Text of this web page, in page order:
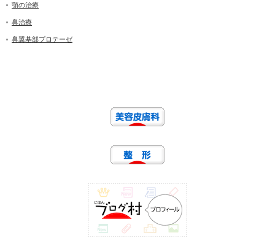
顎の治療
鼻治療
鼻翼基部プロテーゼ